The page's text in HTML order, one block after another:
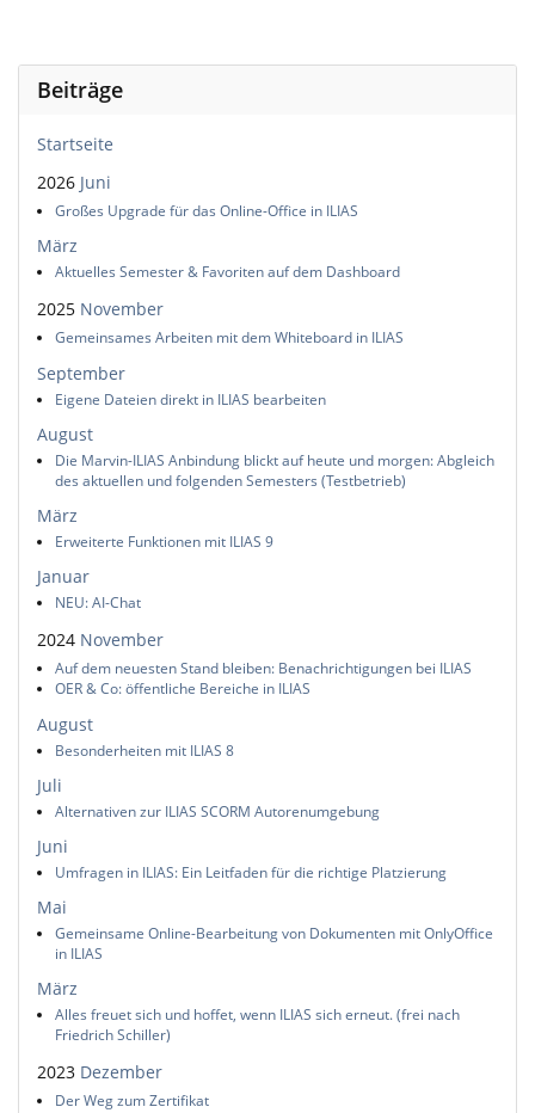
Beiträge
Startseite
2026 Juni
Großes Upgrade für das Online-Office in ILIAS
März
Aktuelles Semester & Favoriten auf dem Dashboard
2025 November
Gemeinsames Arbeiten mit dem Whiteboard in ILIAS
September
Eigene Dateien direkt in ILIAS bearbeiten
August
Die Marvin-ILIAS Anbindung blickt auf heute und morgen: Abgleich
des aktuellen und folgenden Semesters (Testbetrieb)
März
Erweiterte Funktionen mit ILIAS 9
Januar
NEU: AI-Chat
2024 November
Auf dem neuesten Stand bleiben: Benachrichtigungen bei ILIAS
OER & Co: öffentliche Bereiche in ILIAS
August
Besonderheiten mit ILIAS 8
Juli
Alternativen zur ILIAS SCORM Autorenumgebung
Juni
Umfragen in ILIAS: Ein Leitfaden für die richtige Platzierung
Mai
Gemeinsame Online-Bearbeitung von Dokumenten mit OnlyOffice
in ILIAS
März
Alles freuet sich und hoffet, wenn ILIAS sich erneut. (frei nach
Friedrich Schiller)
2023 Dezember
Der Weg zum Zertifikat